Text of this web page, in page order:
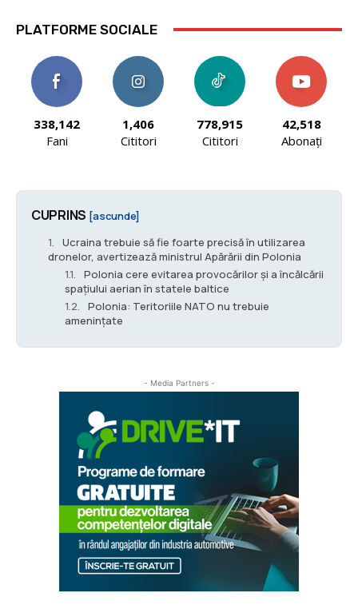
PLATFORME SOCIALE
338,142
Fani
1,406
Cititori
778,915
Cititori
42,518
Abonați
CUPRINS [ascunde]
Ucraina trebuie să fie foarte precisă în utilizarea
dronelor, avertizează ministrul Apărării din Polonia
Polonia cere evitarea provocărilor și a încălcării
spațiului aerian în statele baltice
Polonia: Teritoriile NATO nu trebuie
amenințate
- Media Partners -